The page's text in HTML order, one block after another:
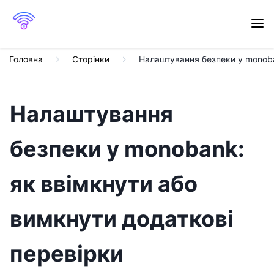
Головна Сторінки Налаштування безпеки у
Налаштування
безпеки у monobank:
як ввімкнути або
вимкнути додаткові
перевірки